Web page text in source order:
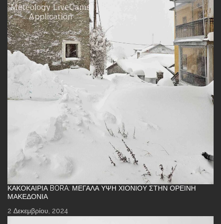
ΚΑΚΟΚΑΙΡΊΑ BORA: ΜΕΓΆΛΑ ΎΨΗ ΧΙΟΝΙΟΎ ΣΤΗΝ ΟΡΕΙΝΉ
ΜΑΚΕΔΟΝΊΑ
2 Δεκεμβρίου, 2024